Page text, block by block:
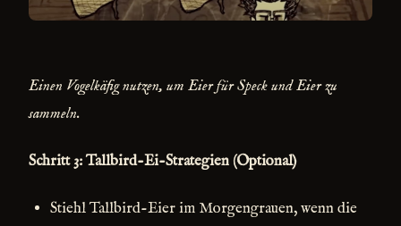
Einen Vogelkäfig nutzen, um Eier für Speck und Eier zu
sammeln.
Schritt 3: Tallbird-Ei-Strategien (Optional)
Stiehl Tallbird-Eier im Morgengrauen, wenn die